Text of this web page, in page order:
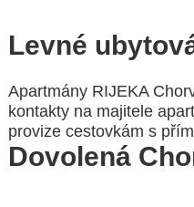
Levné
Apartmány RIJEKA
kontakty na majitele
provize cestovkám s
Dovolená